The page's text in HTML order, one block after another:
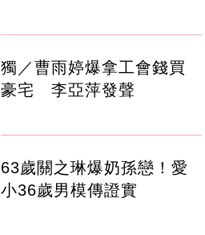
獨／曹雨婷爆拿工會錢買
豪宅 李亞萍發聲
63歲關之琳爆奶孫戀！愛
小36歲男模傳證實